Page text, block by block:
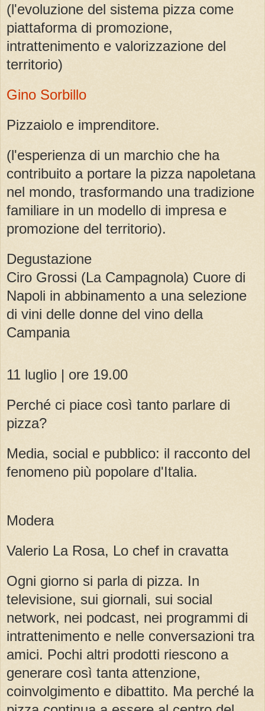
(l'evoluzione del sistema pizza come
piattaforma di promozione,
intrattenimento e valorizzazione del
territorio)
Gino Sorbillo
Pizzaiolo e imprenditore.
(l'esperienza di un marchio che ha
contribuito a portare la pizza napoletana
nel mondo, trasformando una tradizione
familiare in un modello di impresa e
promozione del territorio).
Degustazione
Ciro Grossi (La Campagnola) Cuore di
Napoli in abbinamento a una selezione
di vini delle donne del vino della
Campania
11 luglio | ore 19.00
Perché ci piace così tanto parlare di
pizza?
Media, social e pubblico: il racconto del
fenomeno più popolare d'Italia.
Modera
Valerio La Rosa, Lo chef in cravatta
Ogni giorno si parla di pizza. In
televisione, sui giornali, sui social
network, nei podcast, nei programmi di
intrattenimento e nelle conversazioni tra
amici. Pochi altri prodotti riescono a
generare così tanta attenzione,
coinvolgimento e dibattito. Ma perché la